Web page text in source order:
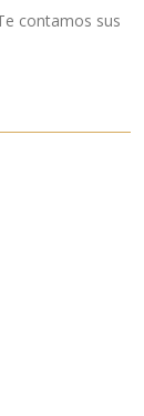
contamos sus